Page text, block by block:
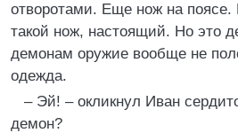
отворотами. Еще нож на
такой нож, настоящий. Но это
демонам оружие вообще не
одежда.
– Эй! – окликнул Иван
демон?